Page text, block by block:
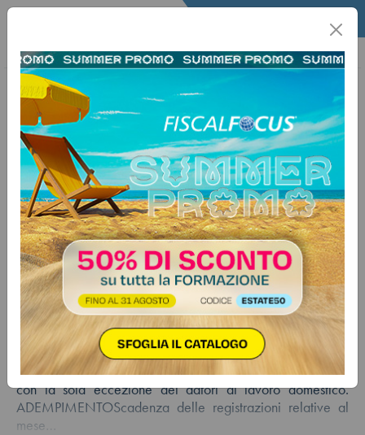
Home Lavoro Utility Lavoro Scadenze
16 settembre 2025
LIBRO UNICO DEL LAVORO –
Registrazione
Scadenza prorogata fino a fine
mese, ai sensi dell’art. 40, c. 4 del
D.L. 201/2011, convertito in L.
214/201
SOGGETTI INTERESSATII datori di lavoro privati di
qualsiasi settore, compresi i datori di lavoro agricoli, quello
dello spettacolo, quelli dell’autotrasporto e quelli marittimi,
con la sola eccezione dei datori di lavoro domestico.
ADEMPIMENTOScadenza delle registrazioni relative al
mese…